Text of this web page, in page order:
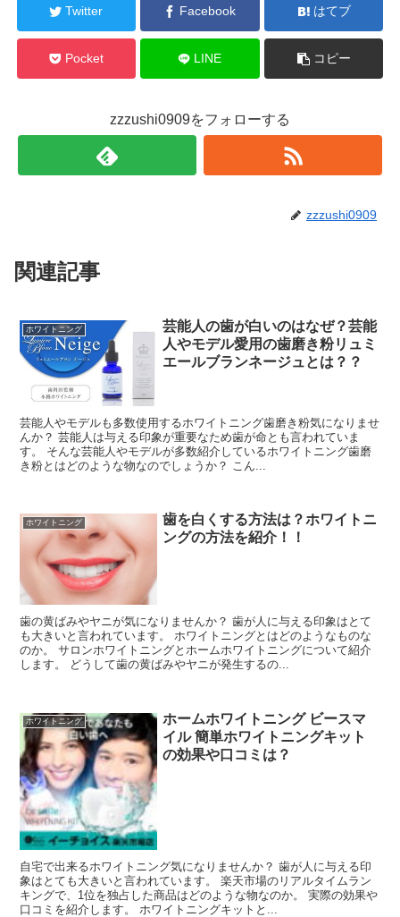
Twitter Facebook はてブ
Pocket LINE コピー
zzzushi0909をフォローする
zzzushi0909
関連記事
ホワイトニング
芸能人の歯が白いのはなぜ？芸能
人やモデル愛用の歯磨き粉リュミ
エールブランネージュとは？？
芸能人やモデルも多数使用するホワイトニング歯磨き粉気になりませ
んか？ 芸能人は与える印象が重要なため歯が命とも言われていま
す。 そんな芸能人やモデルが多数紹介しているホワイトニング歯磨
き粉とはどのような物なのでしょうか？ こん...
ホワイトニング
歯を白くする方法は？ホワイトニ
ングの方法を紹介！！
歯の黄ばみやヤニが気になりませんか？ 歯が人に与える印象はとて
も大きいと言われています。 ホワイトニングとはどのようなものな
のか。 サロンホワイトニングとホームホワイトニングについて紹介
します。 どうして歯の黄ばみやヤニが発生するの...
ホワイトニング
ホームホワイトニング ビースマ
イル 簡単ホワイトニングキット
の効果や口コミは？
自宅で出来るホワイトニング気になりませんか？ 歯が人に与える印
象はとても大きいと言われています。 楽天市場のリアルタイムラン
キングで、1位を独占した商品はどのような物なのか。 実際の効果や
口コミを紹介します。 ホワイトニングキットと...